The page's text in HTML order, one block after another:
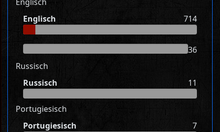
Englisch
714
36
Russisch
Russisch
11
Portugiesisch
Portugiesisch
7